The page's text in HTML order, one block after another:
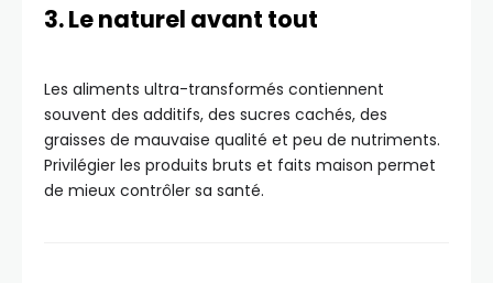
3. Le naturel avant tout
Les aliments ultra-transformés contiennent
souvent des additifs, des sucres cachés, des
graisses de mauvaise qualité et peu de nutriments.
Privilégier les produits bruts et faits maison permet
de mieux contrôler sa santé.